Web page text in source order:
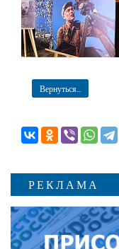
Вернуться...
РЕКЛАМА